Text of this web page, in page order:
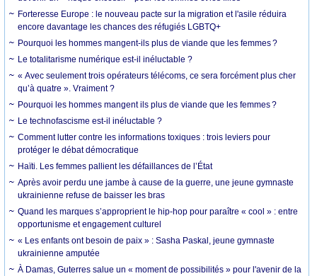
Forteresse Europe : le nouveau pacte sur la migration et l'asile réduira
encore davantage les chances des réfugiés LGBTQ+
Pourquoi les hommes mangent-ils plus de viande que les femmes ?
Le totalitarisme numérique est-il inéluctable ?
« Avec seulement trois opérateurs télécoms, ce sera forcément plus cher
qu’à quatre ». Vraiment ?
Pourquoi les hommes mangent ils plus de viande que les femmes ?
Le technofascisme est-il inéluctable ?
Comment lutter contre les informations toxiques : trois leviers pour
protéger le débat démocratique
Haïti. Les femmes pallient les défaillances de l’État
Après avoir perdu une jambe à cause de la guerre, une jeune gymnaste
ukrainienne refuse de baisser les bras
Quand les marques s’approprient le hip-hop pour paraître « cool » : entre
opportunisme et engagement culturel
« Les enfants ont besoin de paix » : Sasha Paskal, jeune gymnaste
ukrainienne amputée
À Damas, Guterres salue un « moment de possibilités » pour l'avenir de la